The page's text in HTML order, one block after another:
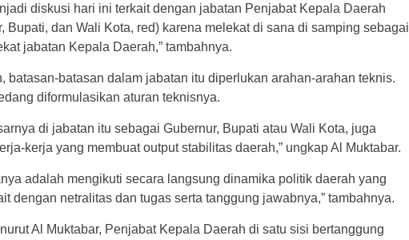
diskusi hari ini terkait dengan jabatan Penjabat Kepala Daerah
Bupati, dan Wali Kota, red) karena melekat di sana di samping sebagai
jabatan Kepala Daerah,” tambahnya.
batasan-batasan dalam jabatan itu diperlukan arahan-arahan teknis.
diformulasikan aturan teknisnya.
di jabatan itu sebagai Gubernur, Bupati atau Wali Kota, juga
kerja yang membuat output stabilitas daerah,” ungkap Al Muktabar.
adalah mengikuti secara langsung dinamika politik daerah yang
dengan netralitas dan tugas serta tanggung jawabnya,” tambahnya.
Al Muktabar, Penjabat Kepala Daerah di satu sisi bertanggung